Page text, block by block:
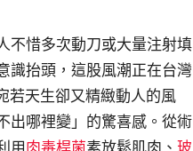
不惜多次動刀或大量注射填
識抬頭，這股風潮正在台灣
若天生卻又精緻動人的風
出哪裡變」的驚喜感。從術
用肉毒桿菌素放鬆肌肉、 玻